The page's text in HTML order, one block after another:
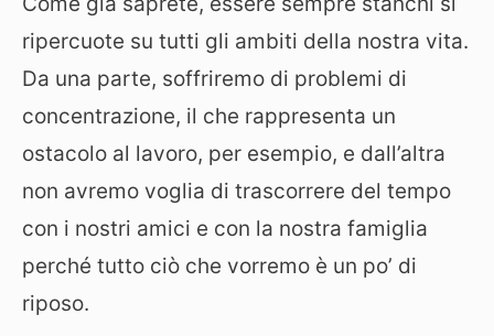
ripercuote su tutti gli ambiti della nostra vita.
Da una parte, soffriremo di problemi di
concentrazione, il che rappresenta un
ostacolo al lavoro, per esempio, e dall’altra
non avremo voglia di trascorrere del tempo
con i nostri amici e con la nostra famiglia
perché tutto ciò che vorremo è un po’ di
riposo.